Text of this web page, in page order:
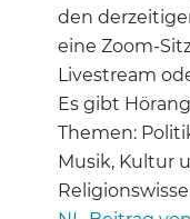
den
eine Zoom-
Livestream
Es gibt
Themen:
Musik, Kultur